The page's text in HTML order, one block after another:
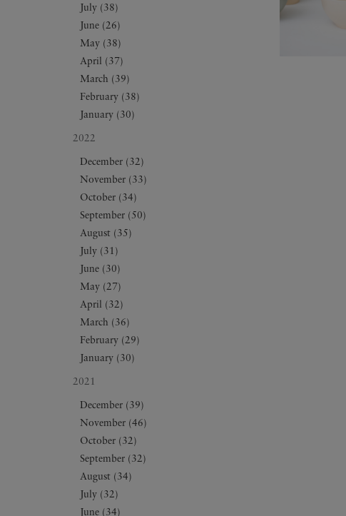
July (38)
June (26)
May (38)
April (37)
March (39)
February (38)
January (30)
2022
December (32)
November (33)
October (34)
September (50)
August (35)
July (31)
June (30)
May (27)
April (32)
March (36)
February (29)
January (30)
2021
December (39)
November (46)
October (32)
September (32)
August (34)
July (32)
June (34)